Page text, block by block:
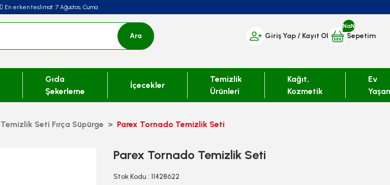
En erken teslimat: 7 Ağustos, Cuma
Ara Giriş Yap/ Kayıt Ol
NaN
Sepetim
Gıda
Şekerleme
İçecekler
Temizlik
Ürünleri
Kağıt,
Kozmetik
Ev
Temizlik Seti Fırça Süpürge Parex Tornado Temizlik Seti
Parex Tornado Temizlik Seti
Stok Kodu : 11428622